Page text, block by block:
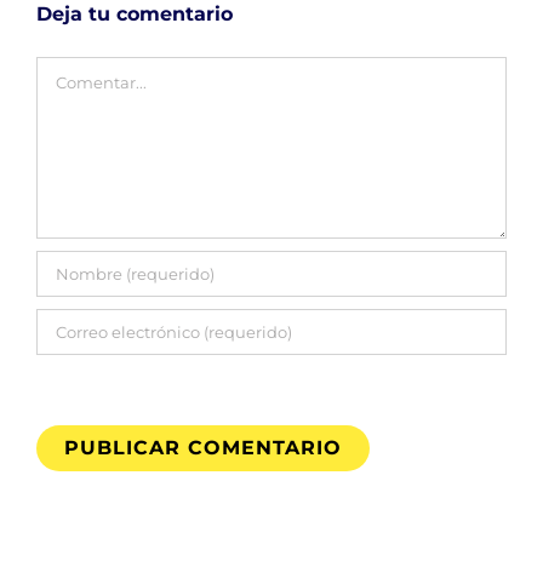
Deja tu comentario
Comentar